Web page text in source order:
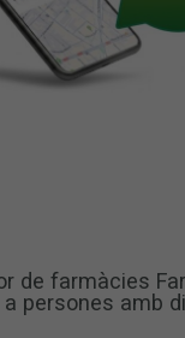
de farmàcies
a persones amb